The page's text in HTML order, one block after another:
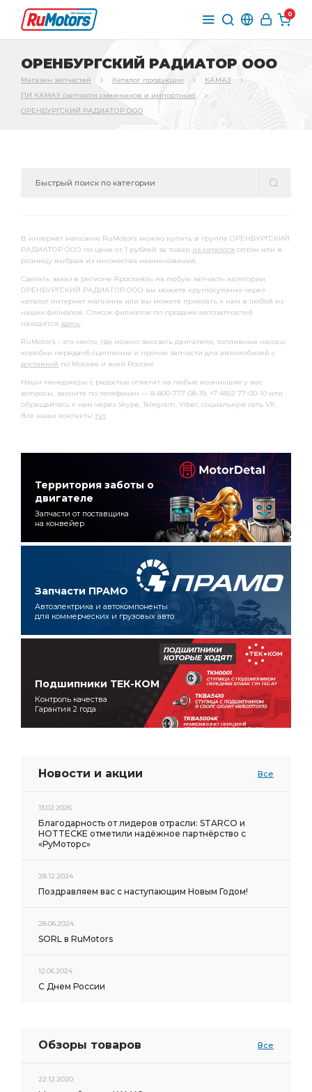
0
ОРЕНБУРГСКИЙ РАДИАТОР ООО
Магазин запчастей Каталог продукции
КАМАЗ
ПИ КАМАЗ (запчасти смежников и импортные)
ОРЕНБУРГСКИЙ РАДИАТОР ООО
В интернет магазине RuMotors можно купить в группе ОРЕНБУРГСКИЙ
РАДИАТОР ООО по цене от 1 рублей за товар из каталога оптом или в
розницу выбрав из множества наименований.
Сделать заказ в регионе Ярославль на любую запчасть категории
ОРЕНБУРГСКИЙ РАДИАТОР ООО вы можете круглосуточно через
каталог интернет магазина или вы можете приехать к нам в любой из
наших филиалов. Список филиалов по продаже автозапчастей
находятся здесь.
RuMotors - это место, где можно заказать двигатели, топливные насосы,
коробки передачб сцепление и прочие запчасти для автомобилей с
доставкой по Москве и всей России.
Наши менеджеры с радостью ответят на любые возникшие у вас
вопросы, звоните по телефонам — 8-800-777-08-39, +7 4852 77-00-10 или
обращайтесь к нам через Skype, Telegram, Viber, социальную сеть VK.
Все наши контакты тут.
Территория заботы о
двигателе
Запчасти от поставщика
на конвейер
Запчасти ПРАМО
Автоэлектрика и автокомпоненты
для коммерческих и грузовых авто
Подшипники ТЕК-КОМ
Контроль качества
Гарантия 2 года
Новости и акции Все
13.02.2026
Благодарность от лидеров отрасли: STARCO и
HOTTECKE отметили надёжное партнёрство с
«РуМоторс»
28.12.2024
Поздравляем вас с наступающим Новым Годом!
28.06.2024
SORL в RuMotors
12.06.2024
С Днем России
Обзоры товаров Все
22.12.2020